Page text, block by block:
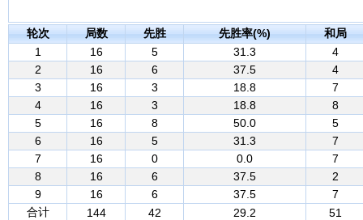
轮次 局数 先胜 先胜率(%)
和局
1
16 5 31.3
4
2
16 6 37.5
4
3
16 3 18.8
7
4
16 3 18.8
8
5
16 8 50.0
5
6
16 5 31.3
7
7
16 0 0.0
7
8
16 6 37.5
2
9
16 6 37.5
7
合计
144 42 29.2 51